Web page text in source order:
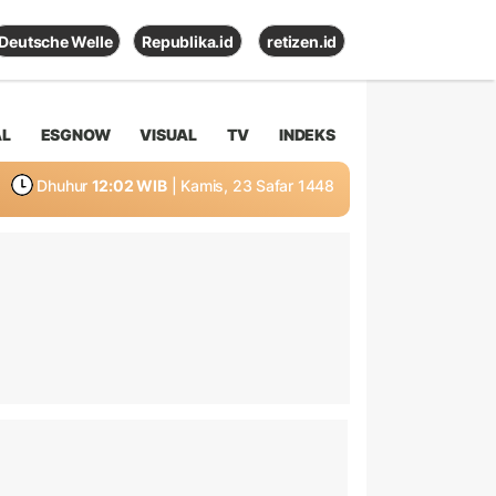
Deutsche Welle Republika.id retizen.id
ESGNOW VISUAL TV INDEKS
Dhuhur 12:02 WIB | Kamis, 23 Safar 1448